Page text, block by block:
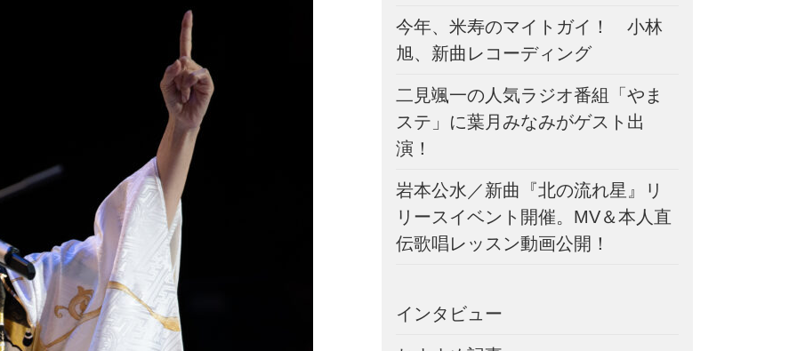
今年、米寿のマイトガイ！ 小林
旭、新曲レコーディング
二見颯一の人気ラジオ番組「やま
ステ」に葉月みなみがゲスト出
演！
岩本公水／新曲『北の流れ星』リ
リースイベント開催。MV＆本人直
伝歌唱レッスン動画公開！
インタビュー